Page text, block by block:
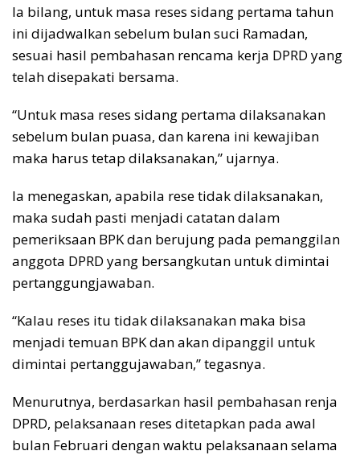
Ia bilang, untuk masa reses sidang pertama tahun
ini dijadwalkan sebelum bulan suci Ramadan,
sesuai hasil pembahasan rencama kerja DPRD yang
telah disepakati bersama.
“Untuk masa reses sidang pertama dilaksanakan
sebelum bulan puasa, dan karena ini kewajiban
maka harus tetap dilaksanakan,” ujarnya.
Ia menegaskan, apabila rese tidak dilaksanakan,
maka sudah pasti menjadi catatan dalam
pemeriksaan BPK dan berujung pada pemanggilan
anggota DPRD yang bersangkutan untuk dimintai
pertanggungjawaban.
“Kalau reses itu tidak dilaksanakan maka bisa
menjadi temuan BPK dan akan dipanggil untuk
dimintai pertanggujawaban,” tegasnya.
Menurutnya, berdasarkan hasil pembahasan renja
DPRD, pelaksanaan reses ditetapkan pada awal
bulan Februari dengan waktu pelaksanaan selama